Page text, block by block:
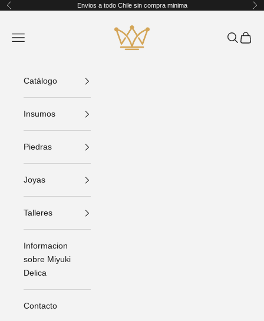
Ir al contenido
Anterior Envios a todo Chile sin compra minima
King Crafts
Abrir menú de navegación
AbrirAbrir
Catálogo
Insumos
Piedras
Joyas
Talleres
Informacion
sobre Miyuki
Delica
Contacto